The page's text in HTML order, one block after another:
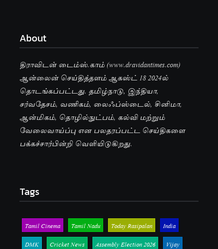
About
திராவிடன் டைம்ஸ்.காம் (www.dravidantimes.com)
ஆன்லைன் செய்தித்தளம் ஆகஸ்ட் 18 2024ல்
தொடங்கப்பட்டது. தமிழ்நாடு, இந்தியா,
சர்வதேசம், வணிகம், லைஃப்ஸ்டைல், சினிமா,
ஆன்மிகம், தொழில்நுட்பம், கல்வி மற்றும்
வேலைவாய்ப்பு என பலதரப்பட்ட செய்திகளை
பக்கச்சார்பின்றி வெளியிடுகிறது.
Tags
Tamil Cinema Tamil Nadu Today Rasipalan
India
DMK
Cricket News Assembly Election 2026
Vijay